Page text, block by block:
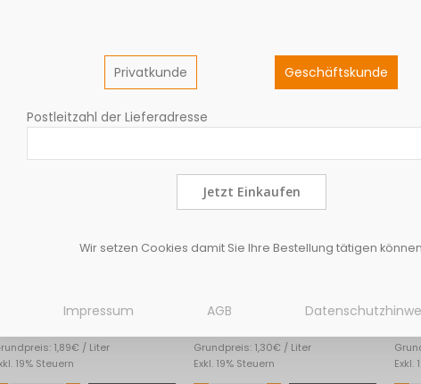
1,89€ / Liter
19% Steuern
Grundpreis: 1,30€ / Liter
Exkl. 19% Steuern
Exkl.
Privatkunde Geschäftskunde
Postleitzahl der Lieferadresse
Jetzt Einkaufen
Wir setzen Cookies damit Sie Ihre Bestellung tätigen können
Impressum AGB